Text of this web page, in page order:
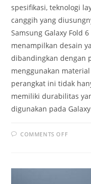
spesifikasi, teknologi
canggih yang
Samsung Galaxy Fold
menampilkan desain
dibandingkan dengan
menggunakan
perangkat ini tidak
memiliki durabilitas
digunakan pada
COMMENTS OFFON